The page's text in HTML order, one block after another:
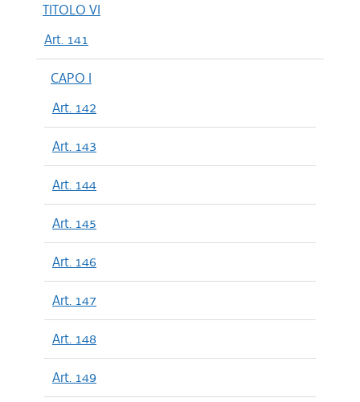
TITOLO VI
Art. 141
CAPO I
Art. 142
Art. 143
Art. 144
Art. 145
Art. 146
Art. 147
Art. 148
Art. 149